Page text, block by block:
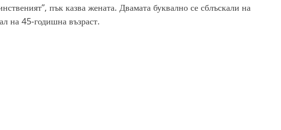
пък казва жената. Двамата буквално се сблъскали на
на 45-годишна възраст.